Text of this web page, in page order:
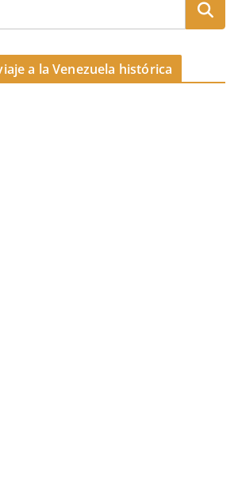
a la Venezuela histórica